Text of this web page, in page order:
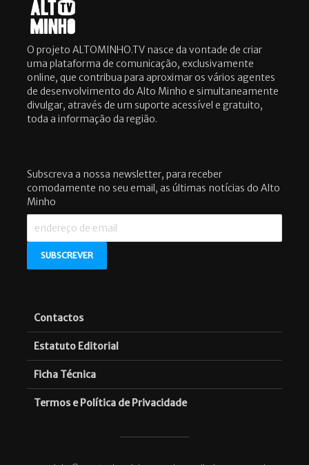
O projeto ALTOMINHO.TV nasce da vontade de criar
uma plataforma de comunicação, exclusivamente
online, que contribua para aproximar os vários agentes
de desenvolvimento do Alto Minho e simultaneamente
divulgar, através de um suporte acessível e gratuito,
toda a informação da região.
Subscreva a nossa newsletter, para receber
comodamente no seu email, as últimas notícias do Alto
Minho
Contactos
Estatuto Editorial
Ficha Técnica
Termos e Política de Privacidade